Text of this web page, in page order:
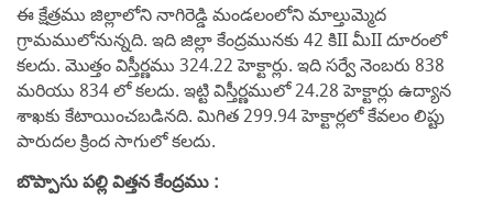
ఈ క్షేత్రము జిల్లాలోని నాగిరెడ్డి మండలంలోని మాల్తుమ్మెద
గ్రామములోనున్నది. ఇది జిల్లా కేంద్రమునకు 42 కిII మీII దూరంలో
కలదు. మొత్తం విస్తీర్ణము 324.22 హెక్టార్లు. ఇది సర్వే నెంబరు 838
మరియు 834 లో కలదు. ఇట్టి విస్తీర్ణములో 24.28 హెక్టార్లు ఉద్యాన
శాఖకు కేటాయించబడినది. మిగిత 299.94 హెక్టార్లలో కేవలం లిప్టు
పారుదల క్రింద సాగులో కలదు.
బొప్పాసు పల్లి విత్తన కేంద్రము :